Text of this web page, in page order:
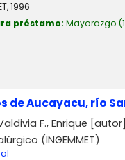
1996
préstamo: Mayorazgo
de Aucayacu, río
F., Enrique [autor]
(INGEMMET)